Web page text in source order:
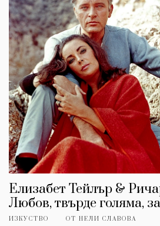
Елизабет Тейлър &
Любов, твърде голяма,
ИЗКУСТВО ОТ НЕЛИ СЛАВОВА